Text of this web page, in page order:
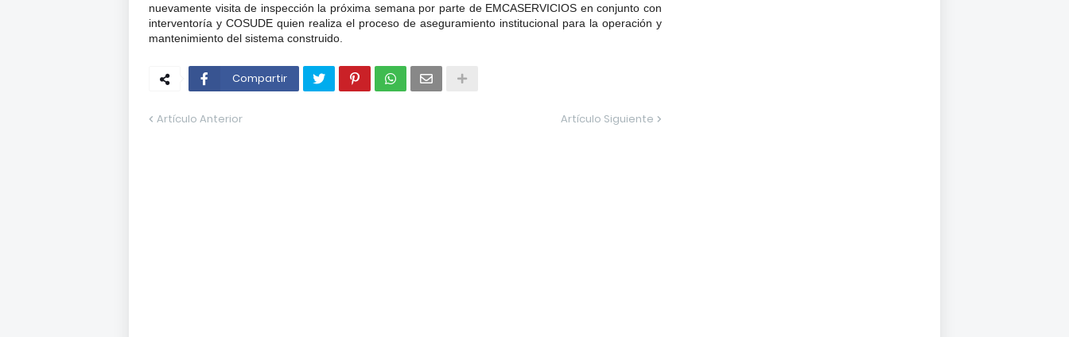
nuevamente visita de inspección la próxima semana por parte de EMCASERVICIOS en conjunto con
interventoría y COSUDE quien realiza el proceso de aseguramiento institucional para la operación y
mantenimiento del sistema construido.
Compartir
Artículo Anterior Artículo Siguiente